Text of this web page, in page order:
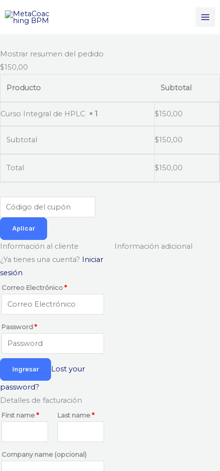
al
Mostrar resumen del pedido
$150,00
Producto Subtotal
Curso Integral de HPLC × 1 $150,00
Subtotal $150,00
Total $150,00
Aplicar
Información al cliente
¿Ya tienes una cuenta? Iniciar
sesión
Correo Electrónico*
Password*
Lost your
password?
Detalles de facturación
First name* Last name*
Company name (opcional)
Información adicional